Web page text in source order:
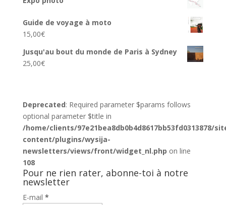
Guide de voyage à moto
15,00€
Jusqu'au bout du monde de Paris à Sydney
25,00€
Deprecated: Required parameter $params follows
optional parameter $title in
/home/clients/97e21bea8db0b4d8617bb53fd0313878/
content/plugins/wysija-
newsletters/views/front/widget_nl.php on line
108
Pour ne rien rater, abonne-toi à notre
newsletter
E-mail *